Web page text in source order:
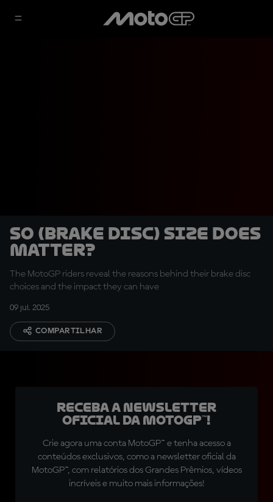
So (brake disc) size does
matter?
The MotoGP riders reveal the reasons behind their brake disc
choices and the impact they can have
09 jul. 2025
COMPARTILHAR
Receba a newsletter
oficial da MotoGP™!
Crie agora uma conta MotoGP™ e tenha acesso a
conteúdos exclusivos, como a newsletter oficial da
MotoGP™, com relatórios dos Grandes Prêmios, vídeos
incríveis e muito mais informações!